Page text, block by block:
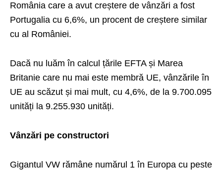
România care a avut creștere de vânzări a fost
Portugalia cu 6,6%, un procent de creștere similar
cu al României.
Dacă nu luăm în calcul țările EFTA și Marea
Britanie care nu mai este membră UE, vânzările în
UE au scăzut și mai mult, cu 4,6%, de la 9.700.095
unități la 9.255.930 unități.
Vânzări pe constructori
Gigantul VW rămâne numărul 1 în Europa cu peste